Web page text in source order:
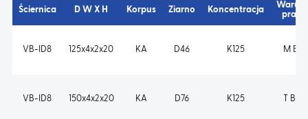
Ściernica D W X H Korpus Ziarno Koncentracja
pracy
VB-ID8 125x4x2x20 KA D46 K125 M B s
VB-ID8 150x4x2x20 KA D76 K125 T B m